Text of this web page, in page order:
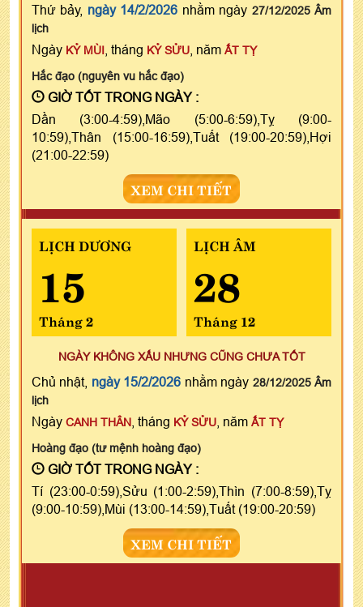
Thứ bảy, ngày 14/2/2026 nhằm ngày 27/12/2025 Âm
lịch
Ngày KỶ MÙI , tháng KỶ SỬU , năm ẤT TỴ
Hắc đạo (nguyên vu hắc đạo)
GIỜ TỐT TRONG NGÀY :
Dần (3:00-4:59),Mão (5:00-6:59),Tỵ (9:00-
10:59),Thân (15:00-16:59),Tuất (19:00-20:59),Hợi
(21:00-22:59)
XEM CHI TIẾT
LỊCH DƯƠNG
15
Tháng 2
LỊCH ÂM
28
Tháng 12
NGÀY KHÔNG XẤU NHƯNG CŨNG CHƯA TỐT
Chủ nhật, ngày 15/2/2026 nhằm ngày 28/12/2025 Âm
lịch
Ngày CANH THÂN , tháng KỶ SỬU , năm ẤT TỴ
Hoàng đạo (tư mệnh hoàng đạo)
GIỜ TỐT TRONG NGÀY :
Tí (23:00-0:59),Sửu (1:00-2:59),Thìn (7:00-8:59),Tỵ
(9:00-10:59),Mùi (13:00-14:59),Tuất (19:00-20:59)
XEM CHI TIẾT